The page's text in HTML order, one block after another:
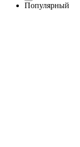
Популярный